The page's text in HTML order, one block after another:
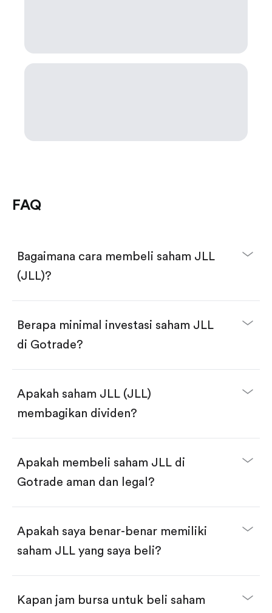
FAQ
Bagaimana cara membeli saham JLL
(JLL)?
Buka akun dan selesaikan KYC.
Lakukan deposit.
Cari kode "JLL", lalu klik "Trade".
Klik tombol "Buy".
dua pilihan:
Beli saham secara fractional dalam jumlah
dollar, bisa mulai dari $1.
Swipe up untuk konfirmasi order, pembelian
Berapa minimal investasi saham JLL
di Gotrade?
Apakah saham JLL (JLL)
membagikan dividen?
Apakah membeli saham JLL di
Gotrade aman dan legal?
Apakah saya benar-benar memiliki
saham JLL yang saya beli?
Kapan jam bursa untuk beli saham